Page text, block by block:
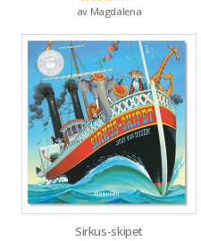
Vurdert3av 5
av Magdalena
Sirkus-skipet